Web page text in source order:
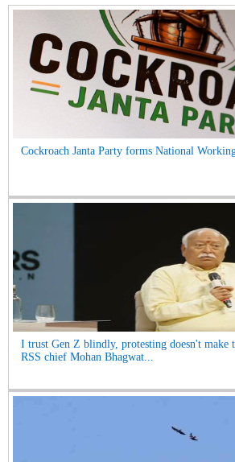
Cockroach Janta Party forms National
I trust Gen Z blindly, protesting doesn't make
RSS chief Mohan Bhagwat...